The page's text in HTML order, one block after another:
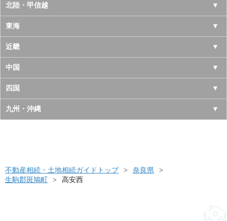
青森県
岩手県
宮城県
秋田県
山形県
福島県
東京都
神奈川県
千葉県
埼玉県
茨城県
栃木県
北陸・甲信越
山梨県
長野県
新潟県
富山県
石川県
東海
愛知県
岐阜県
三重県
静岡県
近畿
大阪府
京都府
兵庫県
和歌山県
中国
鳥取県
島根県
山口県
四国
徳島県
高知県
九州・沖縄
長崎県
不動産相続・土地相続ガイドトップ
奈良県
生駒郡斑鳩町
高安西